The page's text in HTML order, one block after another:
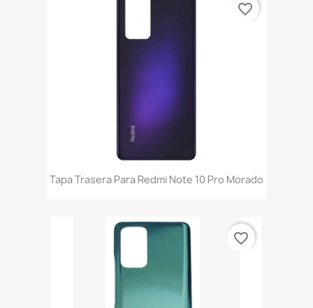
Tapa Trasera Para Redmi Note 10 Pro Morado
favorite_border
favorite_border